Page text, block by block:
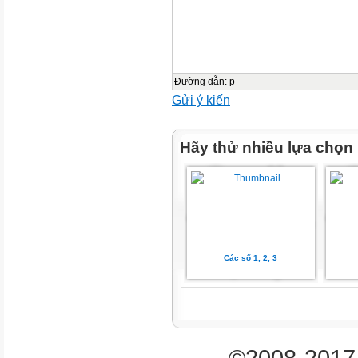

2`
Đường dẫn: p
Gửi ý kiến
Hãy thử nhiều lựa chọn
Các số 1, 2, 3